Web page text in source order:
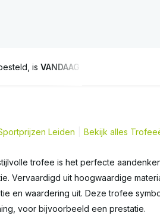
verzending vanaf 50€
Leiden Bekijk alles
trofee is het perfecte
Vervaardigd uit hoogwaardige
en waardering uit. Deze trofee
voor bijvoorbeeld een prestatie.